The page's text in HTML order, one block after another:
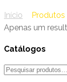
Início
Apenas um
Catálogos
Pesquisar
por: